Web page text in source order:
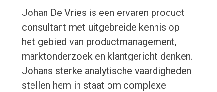
Johan De Vries is een ervaren product
consultant met uitgebreide kennis op
het gebied van productmanagement,
marktonderzoek en klantgericht denken.
Johans sterke analytische vaardigheden
stellen hem in staat om complexe